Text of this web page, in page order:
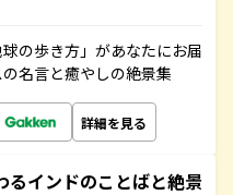
の歩き方」があなたにお届
名言と癒やしの絶景集
詳細を見る
るインドのことばと絶景